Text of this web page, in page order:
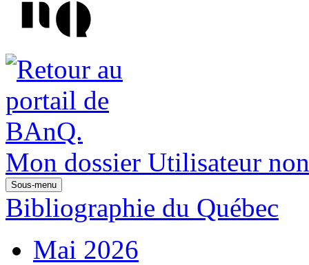
Mon dossier Utilisateur
Sous-menu
Bibliographie du Québec
Mai 2026